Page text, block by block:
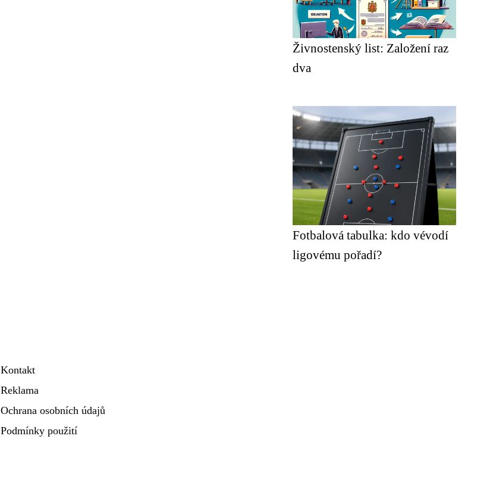
Živnostenský list: Založení raz
dva
Fotbalová tabulka: kdo vévodí
ligovému pořadí?
Kontakt
Reklama
Ochrana osobních údajů
Podmínky použití